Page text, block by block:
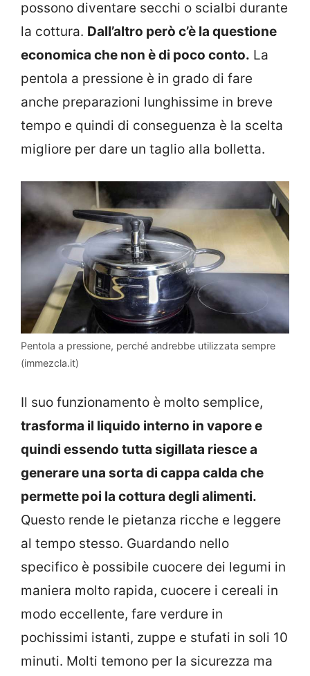
possono diventare secchi o scialbi durante
la cottura. Dall’altro però c’è la questione
economica che non è di poco conto. La
pentola a pressione è in grado di fare
anche preparazioni lunghissime in breve
tempo e quindi di conseguenza è la scelta
migliore per dare un taglio alla bolletta.
Pentola a pressione, perché andrebbe utilizzata sempre
(immezcla.it)
Il suo funzionamento è molto semplice,
trasforma il liquido interno in vapore e
quindi essendo tutta sigillata riesce a
generare una sorta di cappa calda che
permette poi la cottura degli alimenti.
Questo rende le pietanza ricche e leggere
al tempo stesso. Guardando nello
specifico è possibile cuocere dei legumi in
maniera molto rapida, cuocere i cereali in
modo eccellente, fare verdure in
pochissimi istanti, zuppe e stufati in soli 10
minuti. Molti temono per la sicurezza ma